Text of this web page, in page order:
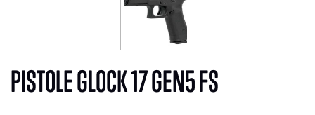
PISTOLE GLOCK 17 GEN5 FS